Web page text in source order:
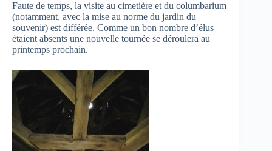
Faute de temps, la visite au cimetière et du columbarium
(notamment, avec la mise au norme du jardin du
souvenir) est différée. Comme un bon nombre d’élus
étaient absents une nouvelle tournée se déroulera au
printemps prochain.